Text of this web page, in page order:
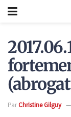
ParChristine Gilguy